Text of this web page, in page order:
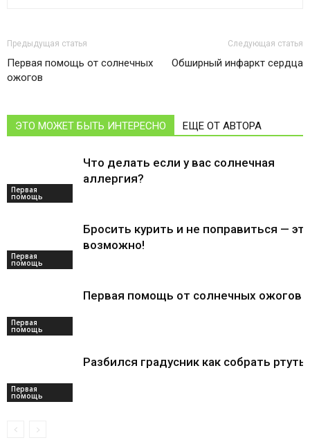
Предыдущая статья
Первая помощь от солнечных
ожогов
Следующая статья
Обширный инфаркт сердца
ЭТО МОЖЕТ БЫТЬ ИНТЕРЕСНО ЕЩЕ ОТ АВТОРА
Первая
помощь
Что делать если у вас солнечная
аллергия?
Первая
помощь
Бросить курить и не поправиться —
возможно!
Первая
помощь
Первая помощь от солнечных ожогов
Первая
помощь
Разбился градусник как собрать ртуть